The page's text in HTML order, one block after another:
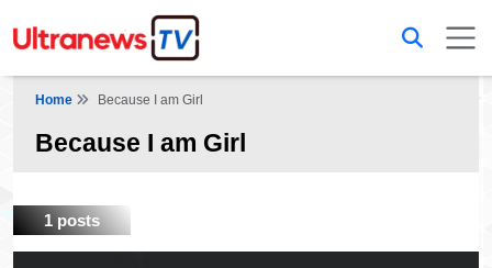
Home Because I am Girl
Because I am Girl
1 posts